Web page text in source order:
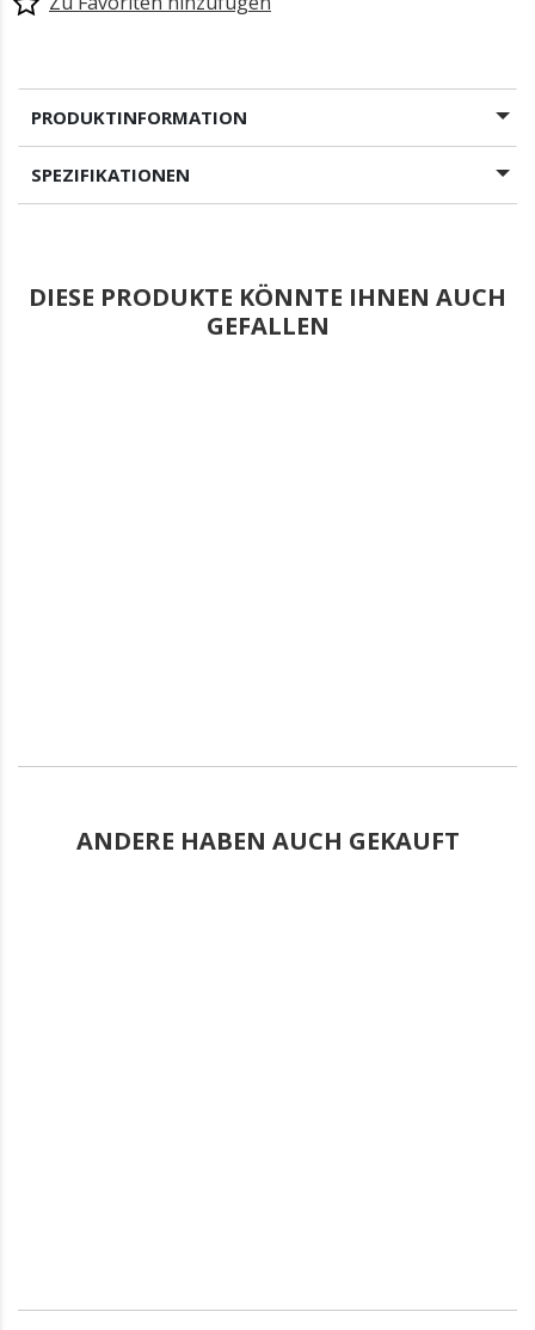
PRODUKTINFORMATION
SPEZIFIKATIONEN
DIESE PRODUKTE KÖNNTE IHNEN AUCH
GEFALLEN
ANDERE HABEN AUCH GEKAUFT